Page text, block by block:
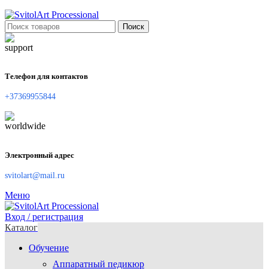
Поиск
Телефон для контактов
+37369955844
Электронный адрес
svitolart@mail.ru
Меню
Вход / регистрация
Каталог
Обучение
Аппаратный педикюр